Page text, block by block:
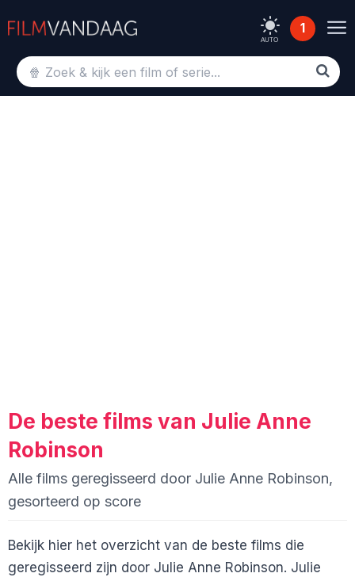
AUTO
1
De beste films van Julie Anne
Robinson
Alle films geregisseerd door Julie Anne Robinson,
gesorteerd op score
Bekijk hier het overzicht van de beste films die
geregisseerd zijn door Julie Anne Robinson. Julie